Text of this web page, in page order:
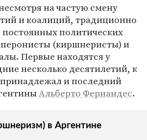
на частую смену
и коалиций, традиционно
постоянных политических
перонисты (киршнеристы) и
Первые находятся у
несколько десятилетий, к
и последний
Альберто Фернандес.
в Аргентине